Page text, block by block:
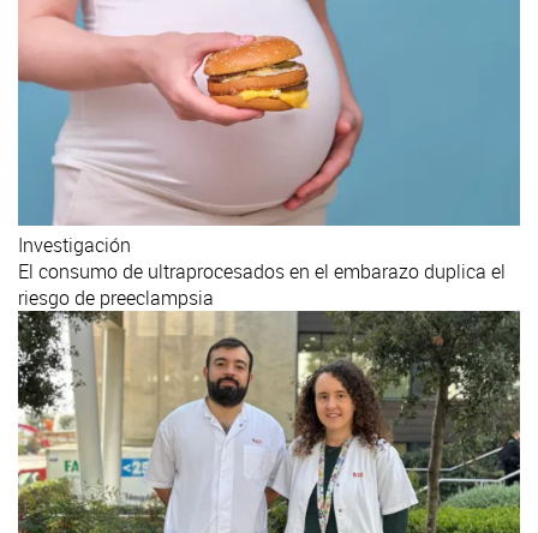
Investigación
El consumo de ultraprocesados en el embarazo duplica el
riesgo de preeclampsia